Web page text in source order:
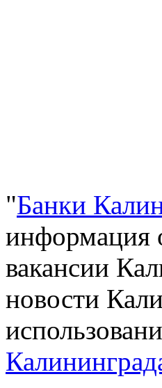
"Банки
информация
вакансии
новости